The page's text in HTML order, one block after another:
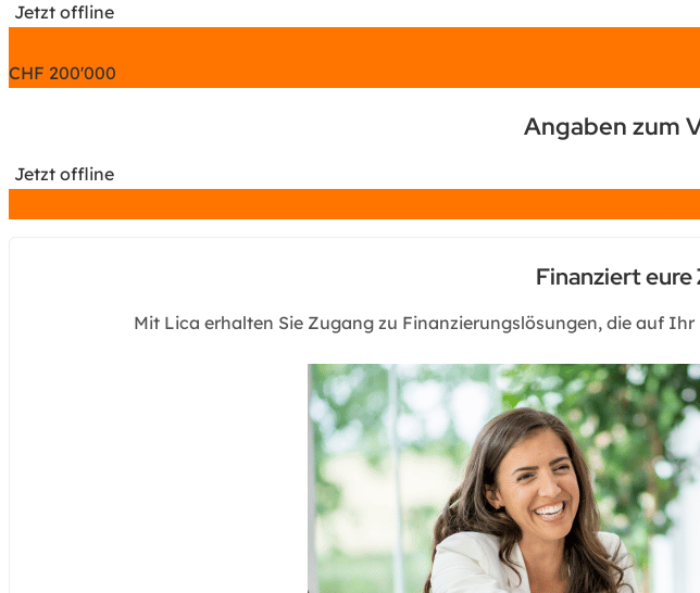
Jetzt offline
CHF 200'000
Angaben zum
Jetzt offline
Finanziert
Mit Lica erhalten Sie Zugang zu Finanzierungslösungen, die auf